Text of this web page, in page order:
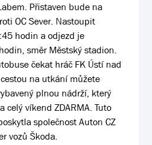
Přistaven bude na
OC Sever. Nastoupit
hodin a odjezd je
směr Městský stadion.
čekat hráč FK Ústí nad
na utkání můžete
plnou nádrží, který
celý víkend ZDARMA. Tuto
společnost Auton CZ
vozů Škoda.